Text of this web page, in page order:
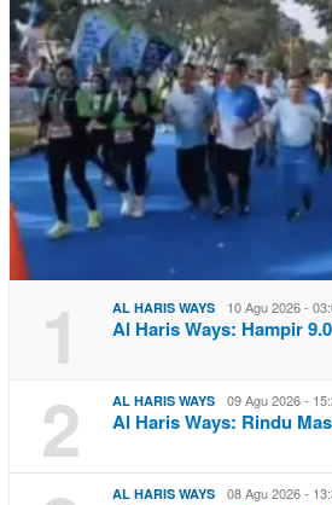
1 AL HARIS WAYS 10 Agu 2026 -
Al Haris Ways: Hampir
2 AL HARIS WAYS 09 Agu 2026 -
Al Haris Ways: Rindu
AL HARIS WAYS 08 Agu 2026 -